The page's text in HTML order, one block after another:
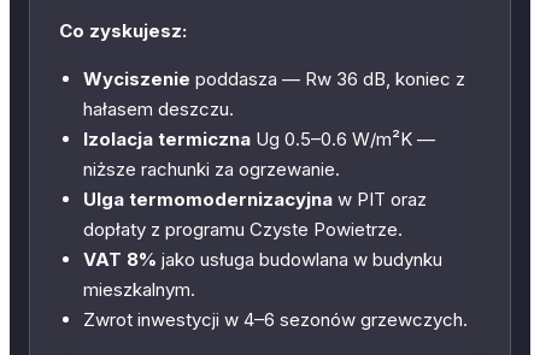
Co zyskujesz:
Wyciszenie poddasza — Rw 36 dB, koniec z
hałasem deszczu.
Izolacja termiczna Ug 0.5–0.6 W/m²K —
niższe rachunki za ogrzewanie.
Ulga termomodernizacyjna w PIT oraz
dopłaty z programu Czyste Powietrze.
VAT 8% jako usługa budowlana w budynku
mieszkalnym.
Zwrot inwestycji w 4–6 sezonów grzewczych.